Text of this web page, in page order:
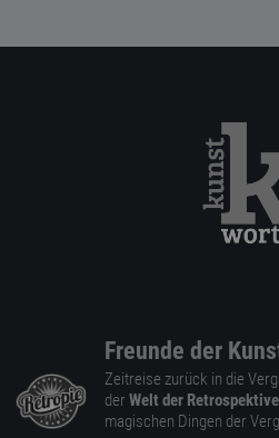
Freunde der
Zeitreise zurück in die
der Welt der Retrospektive
magischen Dingen der